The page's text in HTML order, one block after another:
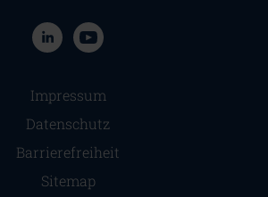
Navigation überspringen
Impressum
Datenschutz
Barrierefreiheit
Sitemap